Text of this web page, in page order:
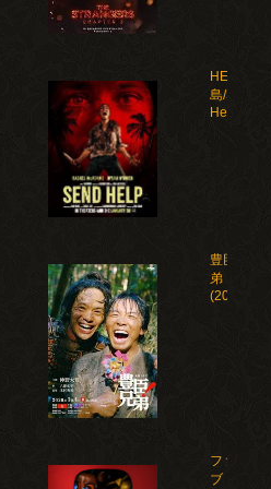
HELP 復讐
島/Send
Help(2026)
豊臣兄
弟！
(2026)
ファイ
ブ・ナ